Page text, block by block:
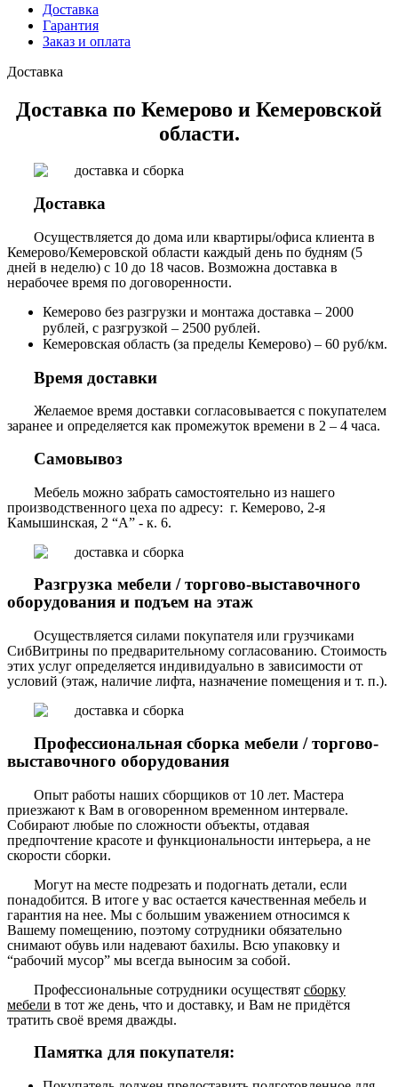
Доставка
Гарантия
Заказ и оплата
Доставка
Доставка по Кемерово и Кемеровской
области.
Доставка
Осуществляется до дома или квартиры/офиса клиента в
Кемерово/Кемеровской области каждый день по будням (5
дней в неделю) с 10 до 18 часов. Возможна доставка в
нерабочее время по договоренности.
Кемерово без разгрузки и монтажа доставка – 2000
рублей, с разгрузкой – 2500 рублей.
Кемеровская область (за пределы Кемерово) – 60 руб/км.
Время доставки
Желаемое время доставки согласовывается с покупателем
заранее и определяется как промежуток времени в 2 – 4 часа.
Самовывоз
Мебель можно забрать самостоятельно из нашего
производственного цеха по адресу: г. Кемерово, 2-я
Камышинская, 2 “А” - к. 6.
Разгрузка мебели / торгово-выставочного
оборудования и подъем на этаж
Осуществляется силами покупателя или грузчиками
СибВитрины по предварительному согласованию. Стоимость
этих услуг определяется индивидуально в зависимости от
условий (этаж, наличие лифта, назначение помещения и т. п.).
Профессиональная сборка мебели / торгово-
выставочного оборудования
Опыт работы наших сборщиков от 10 лет. Мастера
приезжают к Вам в оговоренном временном интервале.
Собирают любые по сложности объекты, отдавая
предпочтение красоте и функциональности интерьера, а не
скорости сборки.
Могут на месте подрезать и подогнать детали, если
понадобится. В итоге у вас остается качественная мебель и
гарантия на нее. Мы с большим уважением относимся к
Вашему помещению, поэтому сотрудники обязательно
снимают обувь или надевают бахилы. Всю упаковку и
“рабочий мусор” мы всегда выносим за собой.
Профессиональные сотрудники осуществят сборку
мебели в тот же день, что и доставку, и Вам не придётся
тратить своё время дважды.
Памятка для покупателя: